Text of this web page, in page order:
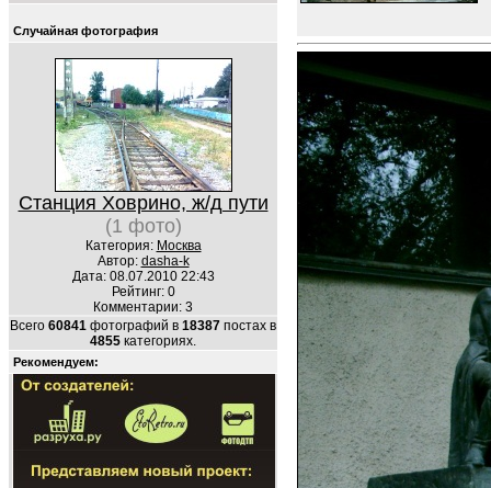
Случайная фотография
Станция Ховрино, ж/д пути
(1 фото)
Категория: Москва
Автор: dasha-k
Дата: 08.07.2010 22:43
Рейтинг: 0
Комментарии: 3
Всего 60841 фотографий в 18387 постах в
4855 категориях.
Рекомендуем: